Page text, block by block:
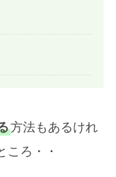
方法もあるけれ
ころ・・